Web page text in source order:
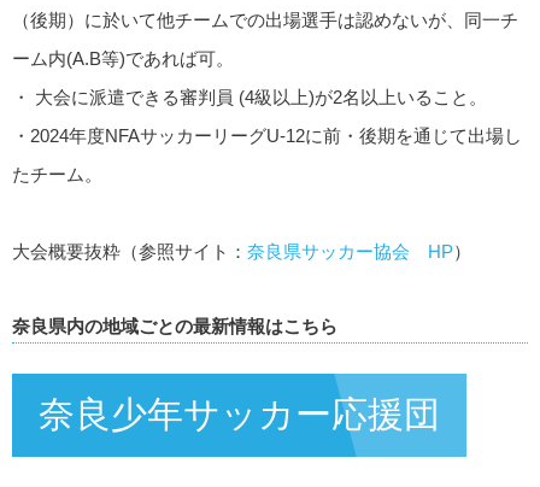
（後期）に於いて他チームでの出場選手は認めないが、同一チ
ーム内(A.B等)であれば可。
・
大会に派遣できる審判員 (4級 以上)が2名以上いること。
・2024年度NFAサッカーリーグU-12に前・後期を通じて出場し
たチーム。
大会概要抜粋（参照サイト： 奈良県サッカー協会 HP）
奈良県内の地域ごとの最新情報はこちら
奈良少年サッカー応援団